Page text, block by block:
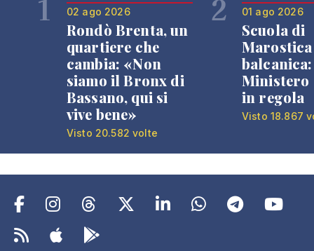
1 02 ago 2026
Rondò Brenta, un
quartiere che
cambia: «Non
siamo il Bronx di
Bassano, qui si
vive bene»
Visto 20.582 volte
2 01 ago 2026
Scuola di
Ministero
in regola
Visto 18.867